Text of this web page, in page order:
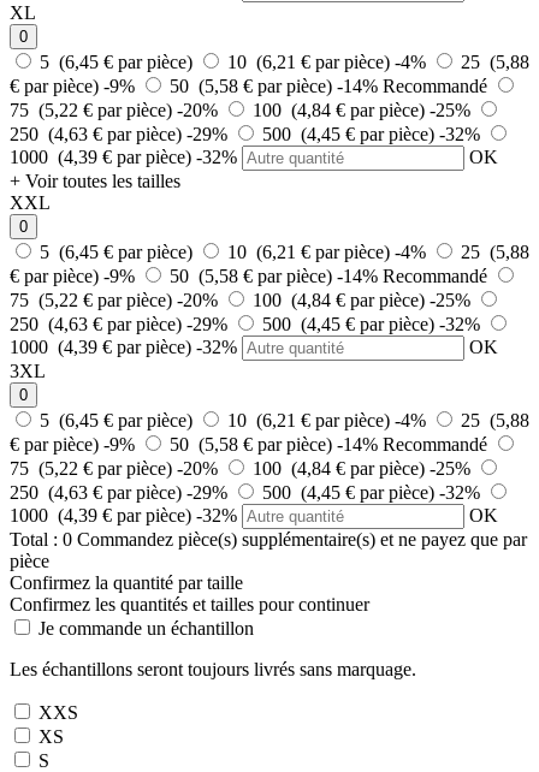
XL
0
5 (6,45 € par pièce) 10 (6,21 € par pièce) -4%
25 (5,88
€ par pièce) -9% 50 (5,58 € par pièce) -14% Recommandé
75 (5,22 € par pièce) -20% 100 (4,84 € par pièce) -25%
250 (4,63 € par pièce) -29% 500 (4,45 € par pièce) -32%
1000 (4,39 € par pièce) -32%
OK
+ Voir toutes les tailles
XXL
0
5 (6,45 € par pièce) 10 (6,21 € par pièce) -4%
25 (5,88
€ par pièce) -9% 50 (5,58 € par pièce) -14% Recommandé
75 (5,22 € par pièce) -20% 100 (4,84 € par pièce) -25%
250 (4,63 € par pièce) -29% 500 (4,45 € par pièce) -32%
1000 (4,39 € par pièce) -32%
OK
3XL
0
5 (6,45 € par pièce) 10 (6,21 € par pièce) -4%
25 (5,88
€ par pièce) -9% 50 (5,58 € par pièce) -14% Recommandé
75 (5,22 € par pièce) -20% 100 (4,84 € par pièce) -25%
250 (4,63 € par pièce) -29% 500 (4,45 € par pièce) -32%
1000 (4,39 € par pièce) -32%
OK
Total : 0 Commandez pièce(s) supplémentaire(s) et ne payez que par
pièce
Confirmez la quantité par taille
Confirmez les quantités et tailles pour continuer
Je commande un échantillon
Les échantillons seront toujours livrés sans marquage.
XXS
XS
S